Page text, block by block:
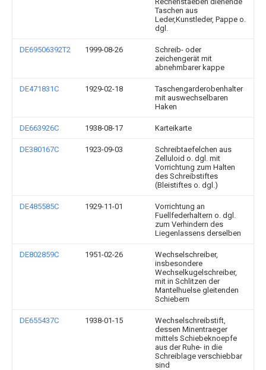
Taschen aus
Leder,Kunstleder, Pappe o.
dgl.
DE69506392T2 1999-08-26
Schreib- oder
zeichengerät mit
abnehmbarer kappe
DE471831C 1929-02-18
Taschengarderobenhalter
mit auswechselbaren
Haken
DE663926C 1938-08-17 Karteikarte
DE380167C 1923-09-03
Schreibtaefelchen aus
Zelluloid o. dgl. mit
Vorrichtung zum Halten
des Schreibstiftes
(Bleistiftes o. dgl.)
DE485585C 1929-11-01
Vorrichtung an
Fuellfederhaltern o. dgl.
zum Verhindern des
Liegenlassens derselben
DE802859C 1951-02-26
Wechselschreiber,
insbesondere
Wechselkugelschreiber,
mit in Schlitzen der
Mantelhuelse gleitenden
Schiebern
DE655437C 1938-01-15
Wechselschreibstift,
dessen Minentraeger
mittels Schiebeknoepfe
aus der Ruhe- in die
Schreiblage verschiebbar
sind